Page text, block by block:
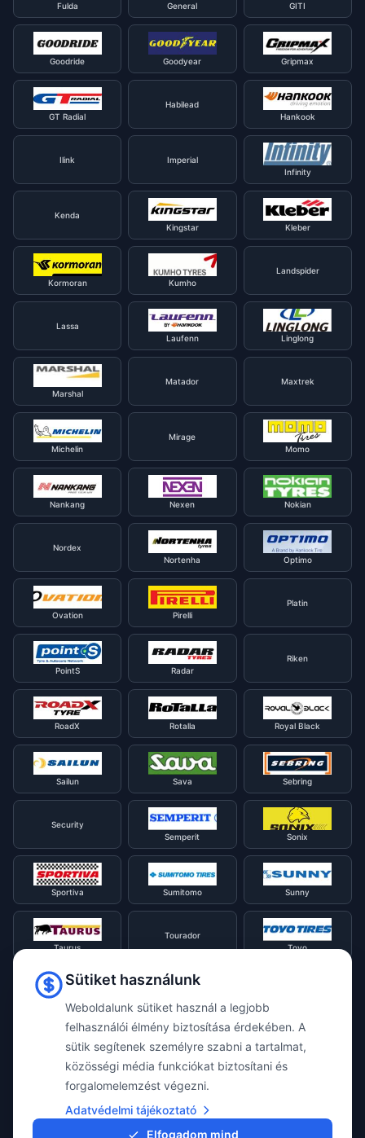
Fulda General GITI
Goodride Goodyear Gripmax
GT Radial
Habilead
Hankook
Ilink
Imperial
Infinity
Kenda
Kingstar
Kleber
Kormoran Kumho
Landspider
Lassa
Laufenn
Linglong
Marshal
Matador Maxtrek
Michelin
Mirage
Momo
Nankang Nexen Nokian
Nordex
Nortenha
Optimo
Ovation Pirelli
Platin
PointS Radar
Riken
RoadX Rotalla Royal Black
Sailun Sava Sebring
Security
Semperit
Sonix
Sportiva Sumitomo Sunny
Taurus
Tourador
Toyo
Tracmax
Triangle
Viking Voyager
Vredestein
Sütiket használunk
Weboldalunk sütiket használ a legjobb
felhasználói élmény biztosítása érdekében. A
sütik segítenek személyre szabni a tartalmat,
közösségi média funkciókat biztosítani és
forgalomelemzést végezni.
Adatvédelmi tájékoztató
Elfogadom mind